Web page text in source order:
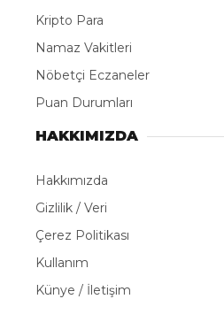
Kripto Para
Namaz Vakitleri
Nöbetçi Eczaneler
Puan Durumları
HAKKIMIZDA
Hakkımızda
Gizlilik / Veri
Çerez Politikası
Kullanım
Künye / İletişim